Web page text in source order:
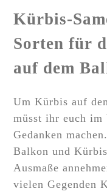
Kürbis-
Sorten für
auf dem
Um Kürbis auf
müsst ihr euch im
Gedanken
Balkon und
Ausmaße
vielen Gegenden